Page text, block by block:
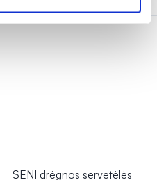
SENI drėgnos servetėlės